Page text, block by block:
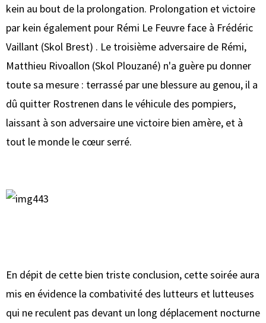
kein au bout de la prolongation. Prolongation et victoire
par kein également pour Rémi Le Feuvre face à Frédéric
Vaillant (Skol Brest) . Le troisième adversaire de Rémi,
Matthieu Rivoallon (Skol Plouzané) n'a guère pu donner
toute sa mesure : terrassé par une blessure au genou, il a
dû quitter Rostrenen dans le véhicule des pompiers,
laissant à son adversaire une victoire bien amère, et à
tout le monde le cœur serré.
En dépit de cette bien triste conclusion, cette soirée aura
mis en évidence la combativité des lutteurs et lutteuses
qui ne reculent pas devant un long déplacement nocturne